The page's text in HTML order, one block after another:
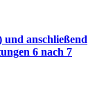
und anschließend
6 nach 7